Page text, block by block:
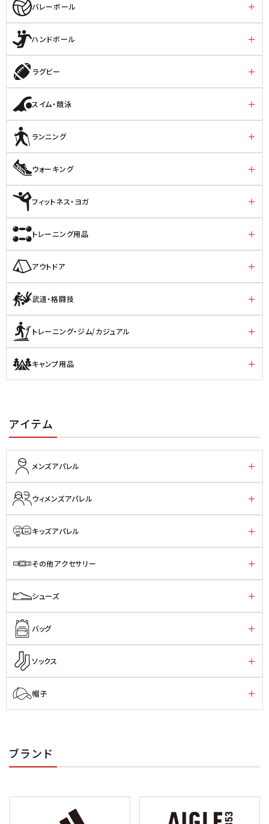
バレーボール
ハンドボール
ラグビー
スイム・競泳
ランニング
ウォーキング
フィットネス・ヨガ
トレーニング用品
アウトドア
武道・格闘技
トレーニング・ジム/カジュアル
キャンプ用品
アイテム
メンズアパレル
ウィメンズアパレル
キッズアパレル
その他アクセサリー
シューズ
バッグ
ソックス
帽子
ブランド